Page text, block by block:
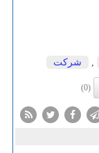
شركت
(0)